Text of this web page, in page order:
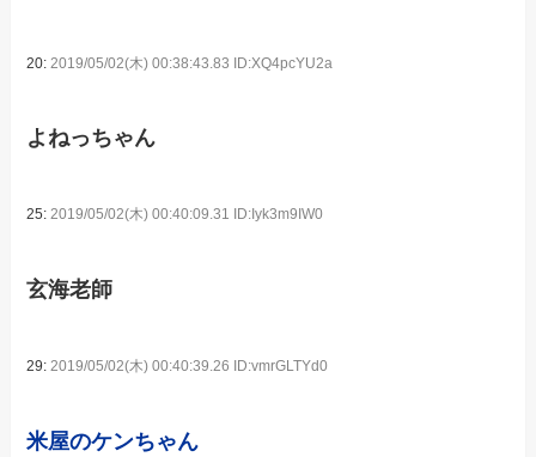
20: 2019/05/02(木) 00:38:43.83 ID:XQ4pcYU2a
よねっちゃん
25:2019/05/02(木) 00:40:09.31 ID:Iyk3m9IW0
玄海老師
29:2019/05/02(木) 00:40:39.26 ID:vmrGLTYd0
米屋のケンちゃん